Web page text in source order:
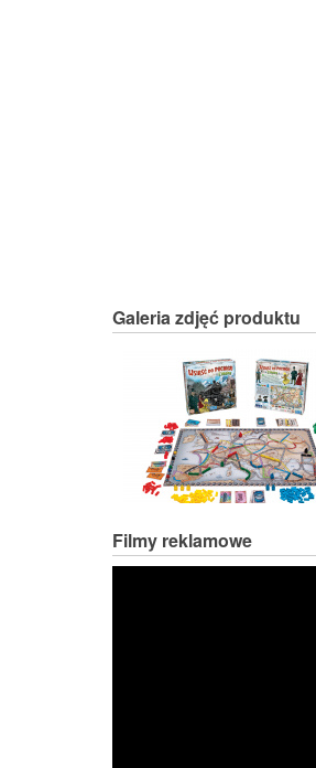
Galeria zdjęć produktu
Filmy reklamowe